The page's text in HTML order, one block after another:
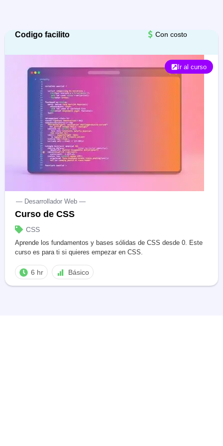
Codigo facilito Con costo
Ir al curso
— Desarrollador Web —
Curso de CSS
CSS
Aprende los fundamentos y bases sólidas de CSS desde 0. Este
curso es para ti si quieres empezar en CSS.
6 hr Básico